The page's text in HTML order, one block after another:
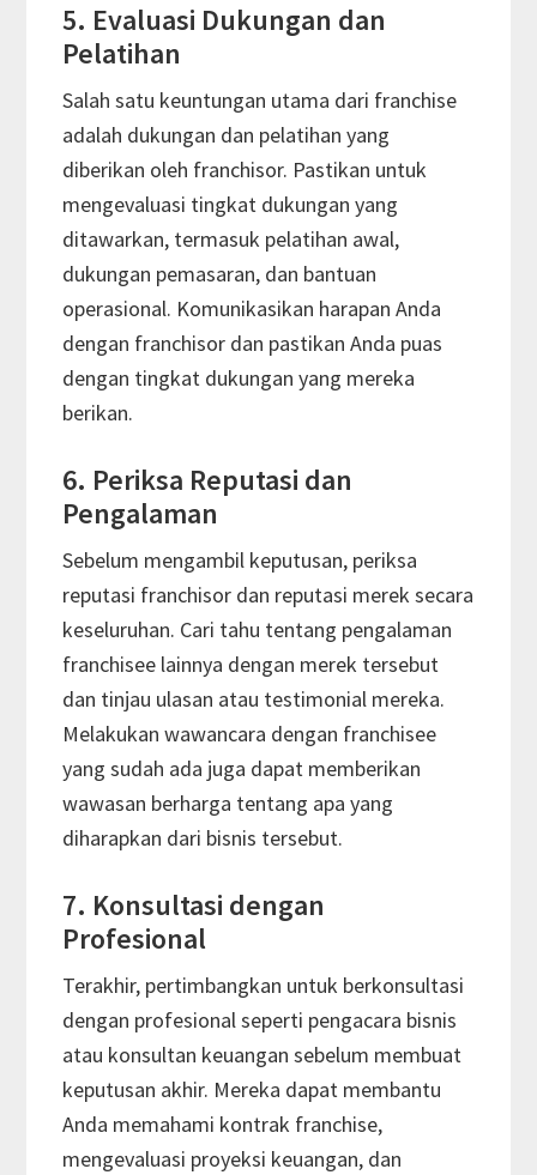
5. Evaluasi Dukungan dan
Pelatihan
Salah satu keuntungan utama dari franchise
adalah dukungan dan pelatihan yang
diberikan oleh franchisor. Pastikan untuk
mengevaluasi tingkat dukungan yang
ditawarkan, termasuk pelatihan awal,
dukungan pemasaran, dan bantuan
operasional. Komunikasikan harapan Anda
dengan franchisor dan pastikan Anda puas
dengan tingkat dukungan yang mereka
berikan.
6. Periksa Reputasi dan
Pengalaman
Sebelum mengambil keputusan, periksa
reputasi franchisor dan reputasi merek secara
keseluruhan. Cari tahu tentang pengalaman
franchisee lainnya dengan merek tersebut
dan tinjau ulasan atau testimonial mereka.
Melakukan wawancara dengan franchisee
yang sudah ada juga dapat memberikan
wawasan berharga tentang apa yang
diharapkan dari bisnis tersebut.
7. Konsultasi dengan
Profesional
Terakhir, pertimbangkan untuk berkonsultasi
dengan profesional seperti pengacara bisnis
atau konsultan keuangan sebelum membuat
keputusan akhir. Mereka dapat membantu
Anda memahami kontrak franchise,
mengevaluasi proyeksi keuangan, dan